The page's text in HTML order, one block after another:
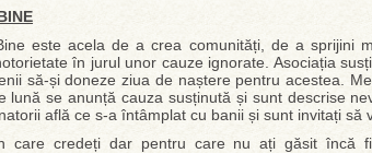
este acela de a crea comunități, de a sprijini
în jurul unor cauze ignorate. Asociația
să-și doneze ziua de naștere pentru acestea.
lună se anunță cauza susținută și sunt descrise
află ce s-a întâmplat cu banii și sunt invitați să
care credeți dar pentru care nu ați găsit încă